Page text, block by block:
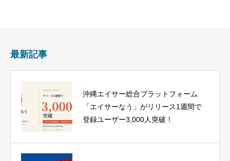
最新記事
沖縄エイサー総合プラットフォーム
「エイサーなう」がリリース1週間で
登録ユーザー3,000人突破！